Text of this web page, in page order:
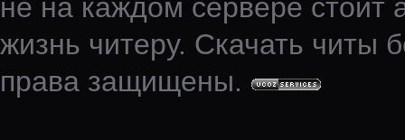
не на каждом сервере стоит
жизнь читеру. Скачать читы
права защищены.